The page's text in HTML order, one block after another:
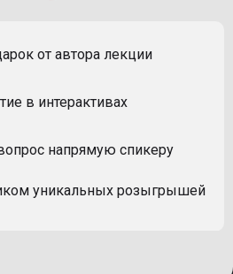
от автора лекции
в интерактивах
напрямую спикеру
уникальных розыгрышей